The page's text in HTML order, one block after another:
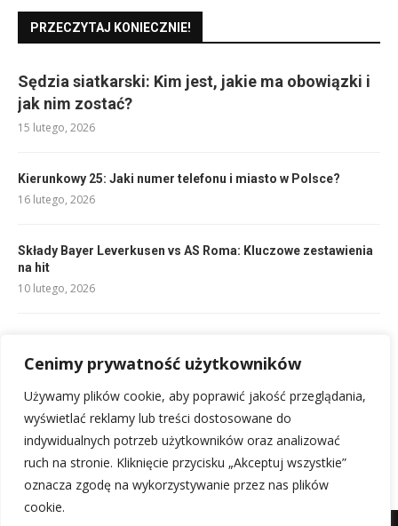
Cenimy prywatność użytkowników
Używamy plików cookie, aby poprawić jakość przeglądania,
wyświetlać reklamy lub treści dostosowane do
indywidualnych potrzeb użytkowników oraz analizować
ruch na stronie. Kliknięcie przycisku „Akceptuj wszystkie”
oznacza zgodę na wykorzystywanie przez nas plików
cookie.
PRZECZYTAJ KONIECZNIE!
Sędzia siatkarski: Kim jest, jakie ma obowiązki i
jak nim zostać?
15 lutego, 2026
Kierunkowy 25: Jaki numer telefonu i miasto w Polsce?
16 lutego, 2026
Składy Bayer Leverkusen vs AS Roma: Kluczowe zestawienia
na hit
10 lutego, 2026
10 lutego, 2026
Składy RCD Mallorca – FC Barcelona: Kto zagra?
10 lutego, 2026